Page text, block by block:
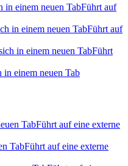
in einem neuen TabFührt auf
in einem neuen TabFührt auf
in einem neuen TabFührt
in einem neuen Tab
TabFührt auf eine externe
TabFührt auf eine externe